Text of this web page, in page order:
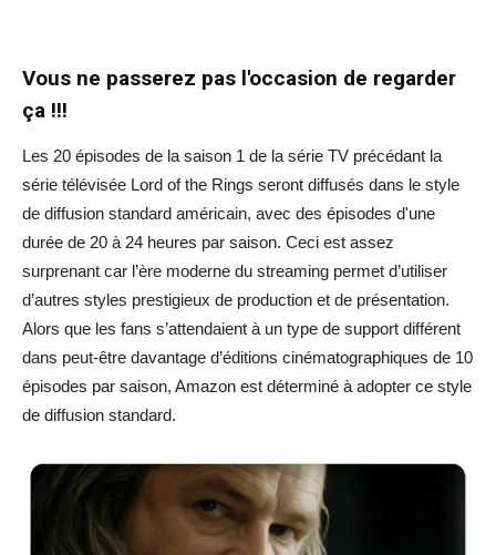
Vous ne passerez pas l'occasion de regarder
ça !!!
Les 20 épisodes de la saison 1 de la série TV précédant la
série télévisée Lord of the Rings seront diffusés dans le style
de diffusion standard américain, avec des épisodes d'une
durée de 20 à 24 heures par saison. Ceci est assez
surprenant car l’ère moderne du streaming permet d’utiliser
d’autres styles prestigieux de production et de présentation.
Alors que les fans s’attendaient à un type de support différent
dans peut-être davantage d’éditions cinématographiques de 10
épisodes par saison, Amazon est déterminé à adopter ce style
de diffusion standard.